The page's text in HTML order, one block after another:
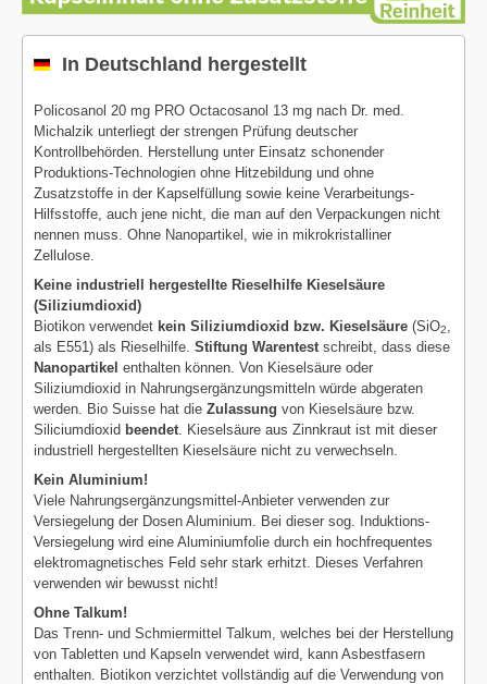
In Deutschland hergestellt
Policosanol 20 mg PRO Octacosanol 13 mg nach Dr. med.
Michalzik unterliegt der strengen Prüfung deutscher
Kontrollbehörden. Herstellung unter Einsatz schonender
Produktions-Technologien ohne Hitzebildung und ohne
Zusatzstoffe in der Kapselfüllung sowie keine Verarbeitungs-
Hilfsstoffe, auch jene nicht, die man auf den Verpackungen nicht
nennen muss. Ohne Nanopartikel, wie in mikrokristalliner
Zellulose.
Keine industriell hergestellte Rieselhilfe Kieselsäure
(Siliziumdioxid)
Biotikon verwendet kein Siliziumdioxid bzw. Kieselsäure (SiO2
als E551) als Rieselhilfe. Stiftung Warentest schreibt, dass diese
Nanopartikel enthalten können. Von Kieselsäure oder
Siliziumdioxid in Nahrungsergänzungsmitteln würde abgeraten
werden. Bio Suisse hat die Zulassung von Kieselsäure bzw.
Siliciumdioxid beendet . Kieselsäure aus Zinnkraut ist mit dieser
industriell hergestellten Kieselsäure nicht zu verwechseln.
Kein Aluminium!
Viele Nahrungsergänzungsmittel-Anbieter verwenden zur
Versiegelung der Dosen Aluminium. Bei dieser sog. Induktions-
Versiegelung wird eine Aluminiumfolie durch ein hochfrequentes
elektromagnetisches Feld sehr stark erhitzt. Dieses Verfahren
verwenden wir bewusst nicht!
Ohne Talkum!
Das Trenn- und Schmiermittel Talkum, welches bei der Herstellung
von Tabletten und Kapseln verwendet wird, kann Asbestfasern
enthalten. Biotikon verzichtet vollständig auf die Verwendung von